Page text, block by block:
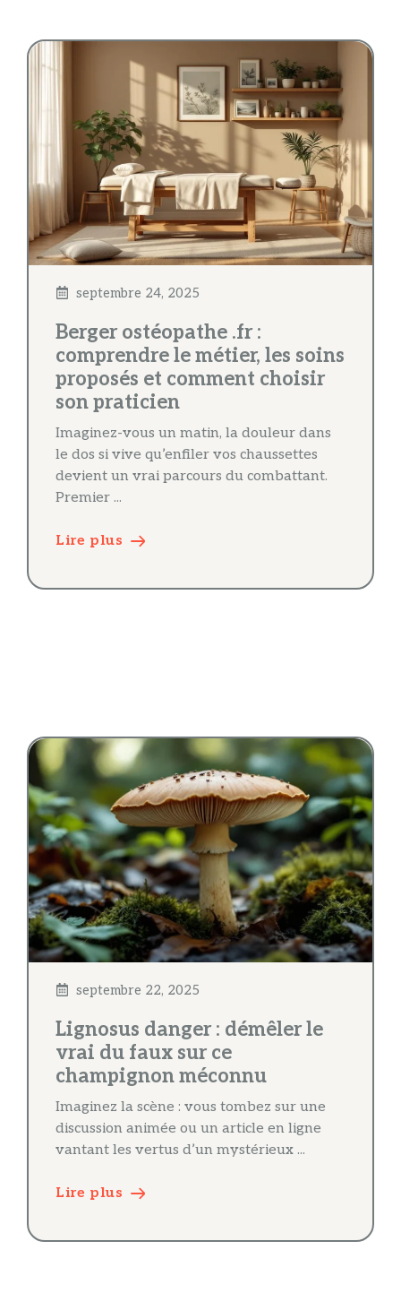
septembre 24, 2025
Berger ostéopathe .fr :
comprendre le métier, les soins
proposés et comment choisir
son praticien
Imaginez-vous un matin, la douleur dans
le dos si vive qu’enfiler vos chaussettes
devient un vrai parcours du combattant.
Premier ...
Lire plus
septembre 22, 2025
Lignosus danger : démêler le
vrai du faux sur ce
champignon méconnu
Imaginez la scène : vous tombez sur une
discussion animée ou un article en ligne
vantant les vertus d’un mystérieux ...
Lire plus